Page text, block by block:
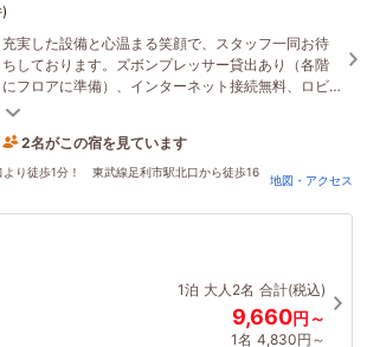
充実した設備と心温まる笑顔で、スタッフ一同お待
ちしております。ズボンプレッサー貸出あり（各階
にフロアに準備）、インターネット接続無料、ロビ
ー無線ＬＡＮ等ビジネスマンに嬉しい設備充実のホ
2名がこの宿を見ています
10時間前に予約されました
より徒歩1分！ 東武線足利市駅北口から徒歩16
地図・アクセス
1泊 大人2名 合計(税込)
9,660円～
1名 4,830円～